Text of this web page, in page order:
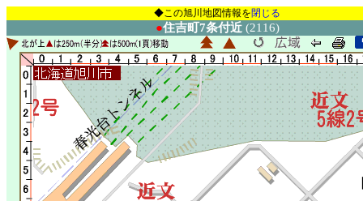
◆この旭川地図情報を閉じる
●住吉町7条付近(2116)